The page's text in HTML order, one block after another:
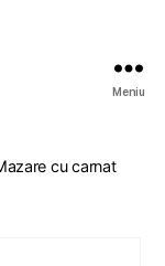
Meniu
cu carnat